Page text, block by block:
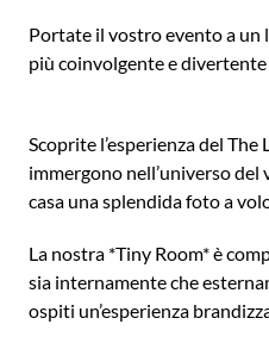
Portate il vostro evento a
più coinvolgente e divertente
Scoprite l’esperienza del
immergono nell’universo
casa una splendida foto a
La nostra *Tiny Room* è
sia internamente che
ospiti un’esperienza